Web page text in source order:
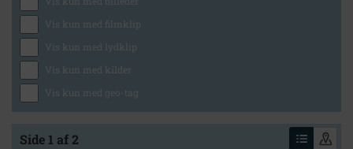
Vis kun med filmklip
Vis kun med lydklip
Vis kun med kilder
Vis kun med geo-tag
Side 1 af 2